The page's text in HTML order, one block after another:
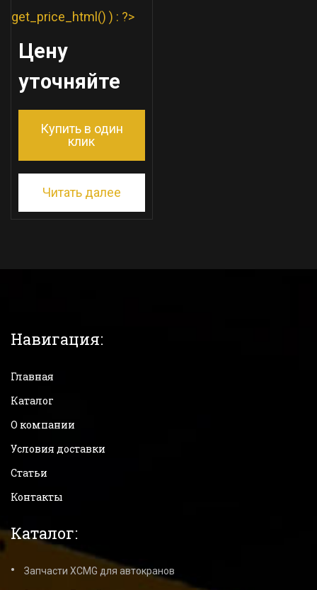
get_price_html() ) : ?>
Цену
уточняйте
Купить в один
клик
Читать далее
Навигация:
Главная
Каталог
О компании
Условия доставки
Статьи
Контакты
Каталог:
Запчасти XCMG для автокранов